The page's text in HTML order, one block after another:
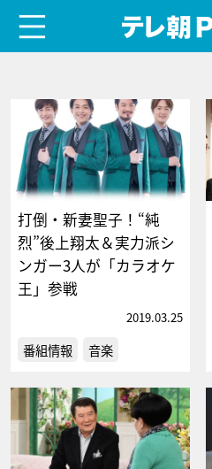
打倒・新妻聖子！“純
烈”後上翔太＆実力派シ
ンガー3人が「カラオケ
王」参戦
2019.03.25
番組情報 音楽